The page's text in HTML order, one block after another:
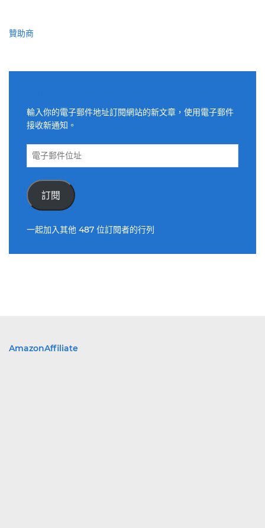
贊助商
輸入你的電子郵件地址訂閱網站的新文章，使用電子郵件
接收新通知。
電
件
位
訂閱
一起加入其他 487 位訂閱者的行列
AmazonAffiliate